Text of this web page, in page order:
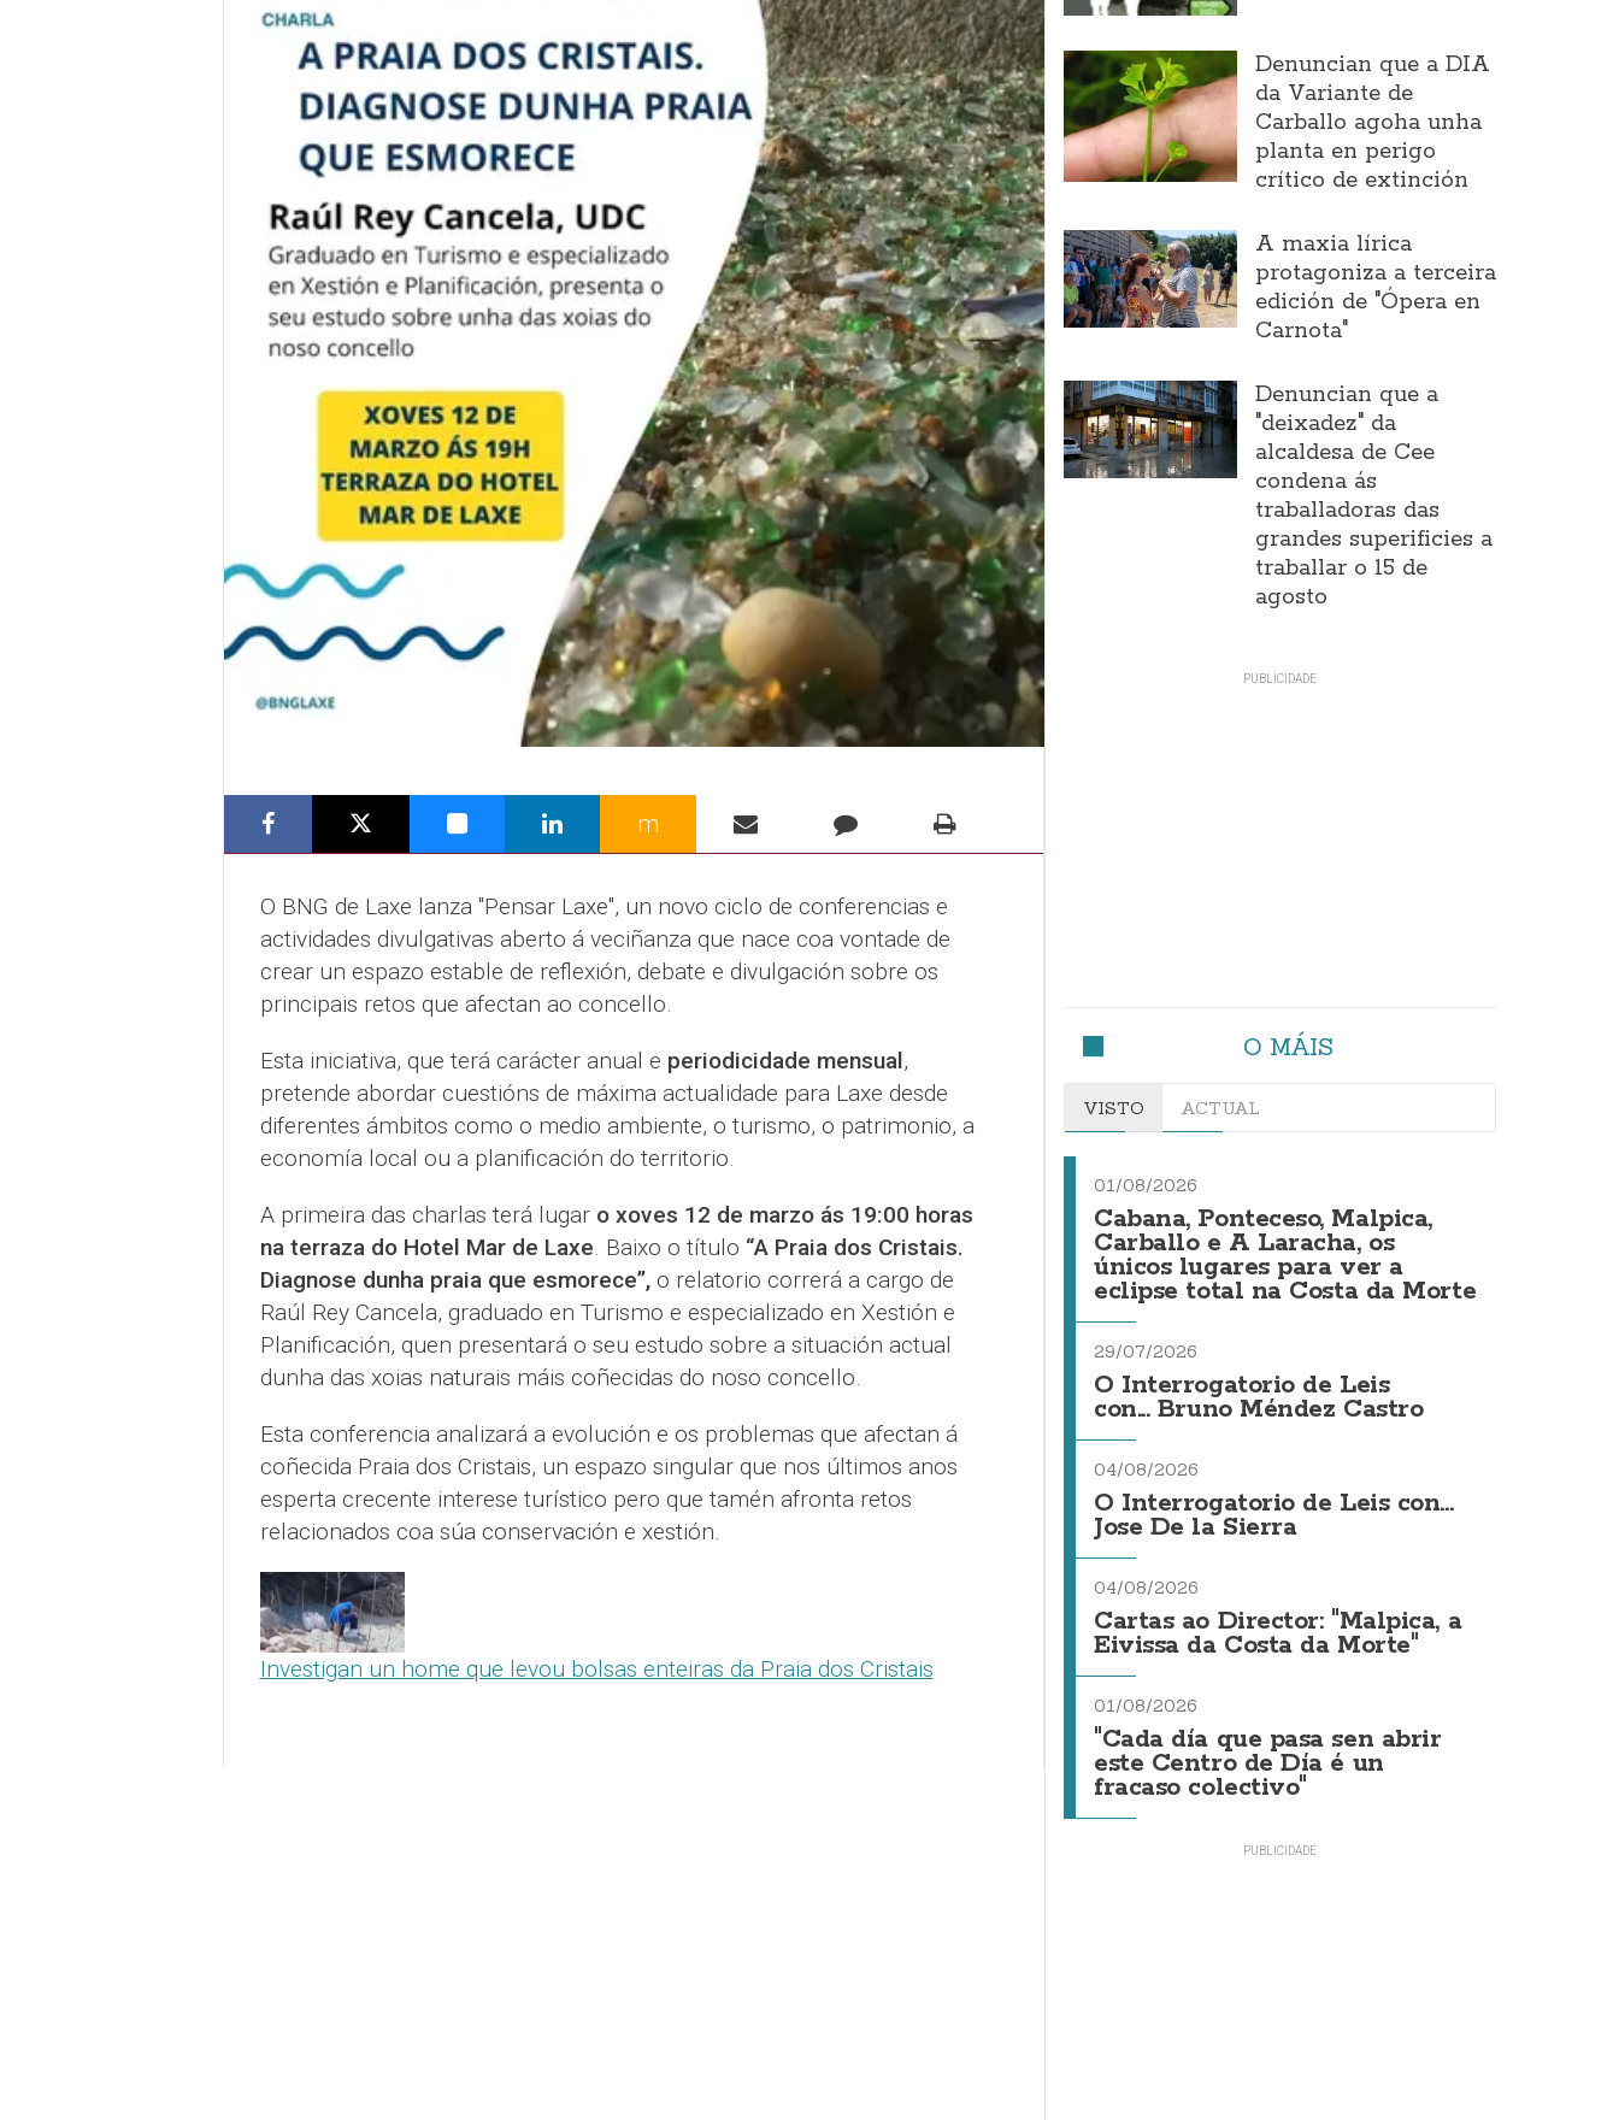
m
O BNG de Laxe lanza "Pensar Laxe", un novo ciclo de conferencias e
actividades divulgativas aberto á veciñanza que nace coa vontade de
crear un espazo estable de reflexión, debate e divulgación sobre os
principais retos que afectan ao concello.
Esta iniciativa, que terá carácter anual e periodicidade mensual,
pretende abordar cuestións de máxima actualidade para Laxe desde
diferentes ámbitos como o medio ambiente, o turismo, o patrimonio, a
economía local ou a planificación do territorio.
A primeira das charlas terá lugar o xoves 12 de marzo ás 19:00 horas
na terraza do Hotel Mar de Laxe. Baixo o título “A Praia dos Cristais.
Diagnose dunha praia que esmorece”,o relatorio correrá a cargo de
Raúl Rey Cancela, graduado en Turismo e especializado en Xestión e
Planificación, quen presentará o seu estudo sobre a situación actual
dunha das xoias naturais máis coñecidas do noso concello.
Esta conferencia analizará a evolución e os problemas que afectan á
coñecida Praia dos Cristais, un espazo singular que nos últimos anos
esperta crecente interese turístico pero que tamén afronta retos
relacionados coa súa conservación e xestión.
Investigan un home que levou bolsas enteiras da Praia dos Cristais
Denuncian que a DIA
da Variante de
Carballo agoha unha
planta en perigo
crítico de extinción
A maxia lírica
protagoniza a terceira
edición de "Ópera en
Carnota"
Denuncian que a
"deixadez" da
alcaldesa de Cee
condena ás
traballadoras das
grandes superificies a
traballar o 15 de
agosto
O MÁIS
VISTO ACTUAL
01/08/2026
Cabana, Ponteceso, Malpica,
Carballo e A Laracha, os
únicos lugares para ver a
eclipse total na Costa da Morte
29/07/2026
O Interrogatorio de Leis
con... Bruno Méndez Castro
04/08/2026
O Interrogatorio de Leis con...
Jose De la Sierra
04/08/2026
Cartas ao Director: "Malpica, a
Eivissa da Costa da Morte"
01/08/2026
"Cada día que pasa sen abrir
este Centro de Día é un
fracaso colectivo"